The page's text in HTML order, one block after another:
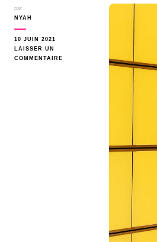
par
NYAH
10 JUIN 2021
LAISSER UN
COMMENTAIRE